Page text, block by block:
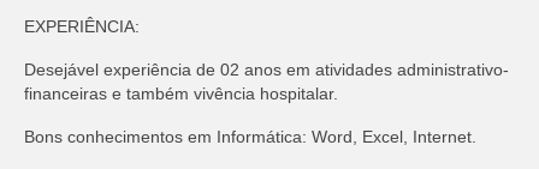
EXPERIÊNCIA:
Desejável experiência de 02 anos em atividades administrativo-
financeiras e também vivência hospitalar.
Bons conhecimentos em Informática: Word, Excel, Internet.